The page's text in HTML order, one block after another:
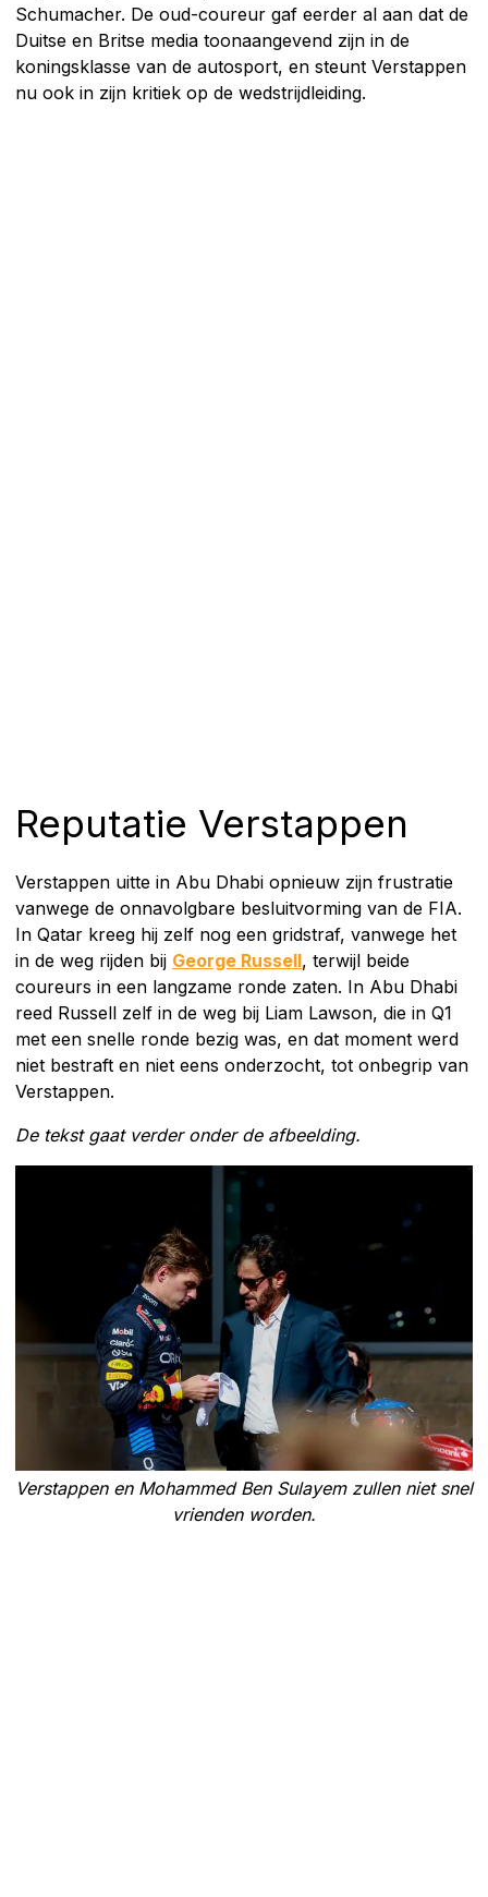
Schumacher. De oud-coureur gaf eerder al aan dat de
Duitse en Britse media toonaangevend zijn in de
koningsklasse van de autosport, en steunt Verstappen
nu ook in zijn kritiek op de wedstrijdleiding.
Reputatie Verstappen
Verstappen uitte in Abu Dhabi opnieuw zijn frustratie
vanwege de onnavolgbare besluitvorming van de FIA.
In Qatar kreeg hij zelf nog een gridstraf, vanwege het
in de weg rijden bij George Russell, terwijl beide
coureurs in een langzame ronde zaten. In Abu Dhabi
reed Russell zelf in de weg bij Liam Lawson, die in Q1
met een snelle ronde bezig was, en dat moment werd
niet bestraft en niet eens onderzocht, tot onbegrip van
Verstappen.
De tekst gaat verder onder de afbeelding.
Verstappen en Mohammed Ben Sulayem zullen niet snel
vrienden worden.